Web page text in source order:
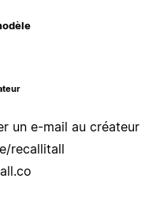
un e-mail au créateur
recallitall